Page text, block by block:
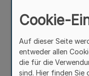
Das Projekt soll
Cookie-
Auf dieser Seite
entweder allen
die für die
sind. Hier finden Sie